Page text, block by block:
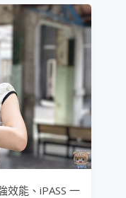
效能、iPASS 一